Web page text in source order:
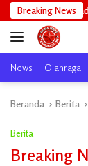
Langsung
ke
konten
Breaking News
HUT ke-69 Riau,
News Olahraga
Beranda Berita
Berita
Breaking